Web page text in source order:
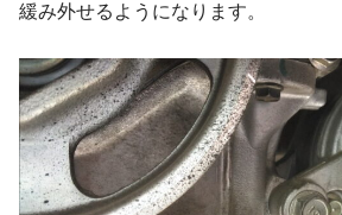
緩み外せるようになります。